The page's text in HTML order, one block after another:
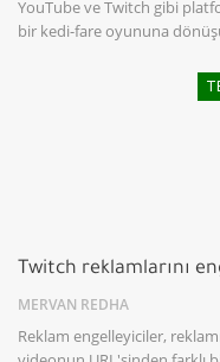
YouTube ve Twitch gibi
bir kedi-fare oyununa
Twitch reklamlarını
MERVAN REDHA
Reklam engelleyiciler,